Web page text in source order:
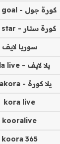
كورة جول - kora goal
كورة ستار - kora star
سوريا لايف
يلا لايف - yalla live
يلا كورة - yallakora
kora live
kooralive
koora 365